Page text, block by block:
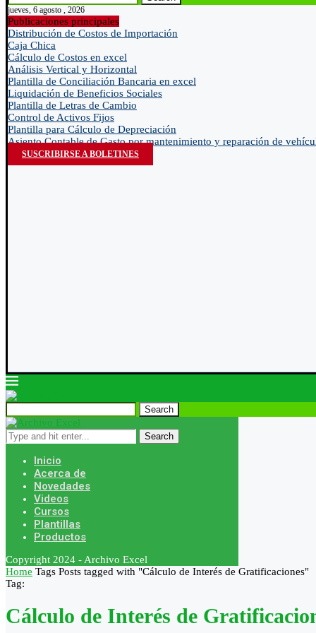
jueves, 6 agosto , 2026
Publicaciones principales
Distribución de Costos de Importación
Caja Chica
Cálculo de Costos en excel
Análisis Vertical y Horizontal
Plantilla de Conciliación Bancaria en excel
Liquidación de Beneficios Sociales
Plantilla de Letras de Cambio
Control de Activos Fijos
Plantilla para Cálculo de Depreciación
Asiento Contable de Gasto por mantenimiento y reparación de
SUSCRIBIRSE A BOLETINES
Search
Search
Inicio
Acerca de
Novedades
Videos
Cursos
Plantillas
Productos
Copyright 2024 - Archivo Excel
Home Tags Posts tagged with "Cálculo de Interés de Gratificaciones"
Tag:
Cálculo de Interés de